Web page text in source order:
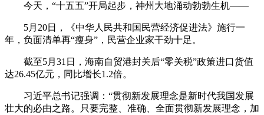
今天，“十五五”开局起步，神州大地涌动勃勃生机——
5月20日，《中华人民共和国民营经济促进法》施行一
年，负面清单再“瘦身”，民营企业家干劲十足。
截至5月31日，海南自贸港封关后“零关税”政策进口货值
达26.45亿元，同比增长1.2倍。
习近平总书记强调：“贯彻新发展理念是新时代我国发展
壮大的必由之路。只要完整、准确、全面贯彻新发展理念，加